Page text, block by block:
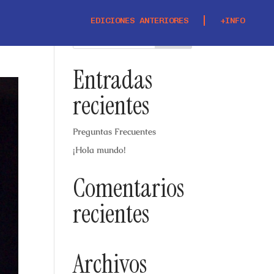
EDICIONES ANTERIORES +INFO
Entradas
recientes
Preguntas Frecuentes
¡Hola mundo!
Comentarios
recientes
Archivos